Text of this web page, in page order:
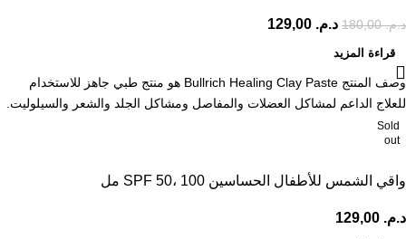
د.م.180,00 د.م.
قراءة المزيد
وصف المنتج Bullrich Healing Clay Paste هو منتج طبي جاهز للاستخدام
للعلاج الداعم لمشاكل العضلات والمفاصل ومشاكل الجلد والشعر والسيلوليت.
Sold
out
واقي الشمس للأطفال الحساسين SPF 50، 100 مل
د.م.